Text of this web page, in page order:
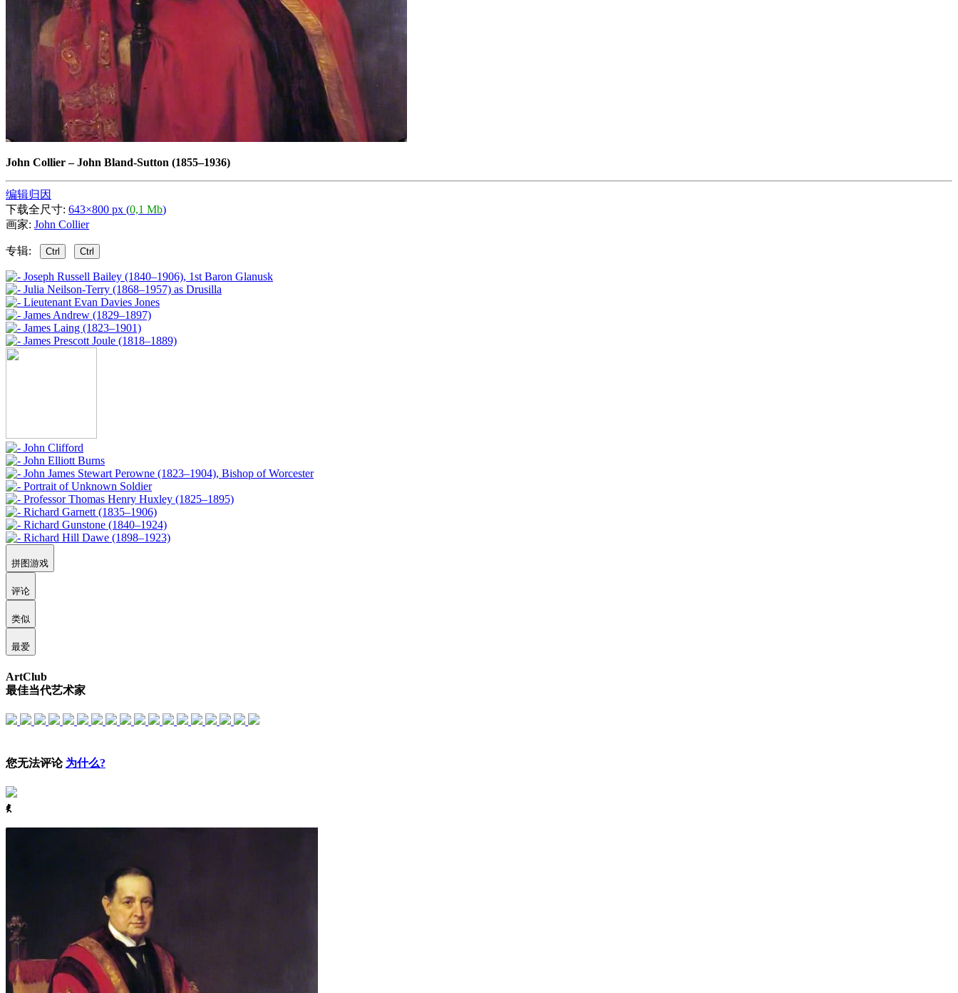
John Collier–John Bland-Sutton (1855–1936)
编辑归因
下载全尺寸: 643×800 px (0,1 Mb)
画家: John Collier
专辑: Ctrl Ctrl
拼图游戏
评论
类似
最爱
ArtClub
最佳当代艺术家
您无法评论 为什么?
ꈅ